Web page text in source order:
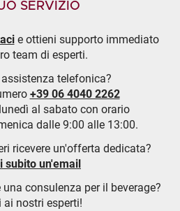
SERVIZIO
e ottieni supporto immediato
team di esperti.
telefonica?
+39 06 4040 2262
al sabato con orario
dalle 9:00 alle 13:00.
ricevere un'offerta dedicata?
subito un'email
consulenza per il beverage?
ai nostri esperti!